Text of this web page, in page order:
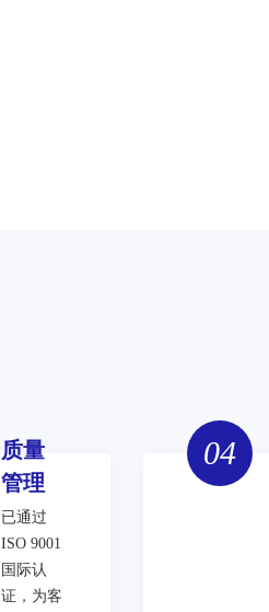
质量
管理
已通过
ISO 9001
国际认
证，为客
04